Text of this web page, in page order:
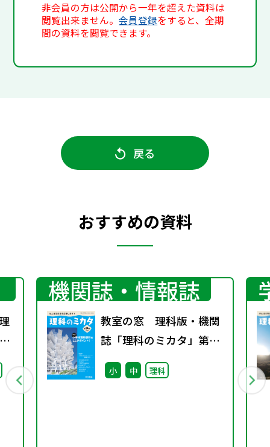
非会員の方は公開から一年を超えた資料は
閲覧出来ません。会員登録をすると、全期
間の資料を閲覧できます。
戻る
おすすめの資料
機関誌・情報誌
教室の窓 理科版・機関
誌「理科のミカタ」第14
号～特集 小学校理科専
科のここがポイント！～
小 中 理科